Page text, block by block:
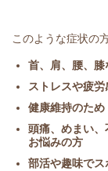
このような症状の
首、肩、腰、
ストレスや疲
健康維持のため
頭痛、めまい
お悩みの方
部活や趣味で